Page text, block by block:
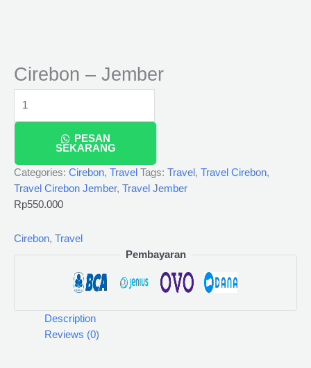
Cirebon – Jember
PESAN
SEKARANG
Categories: Cirebon, Travel Tags: Travel , Travel Cirebon,
Travel Cirebon Jember, Travel Jember
Rp550.000
Cirebon, Travel
Pembayaran
Description
Reviews (0)